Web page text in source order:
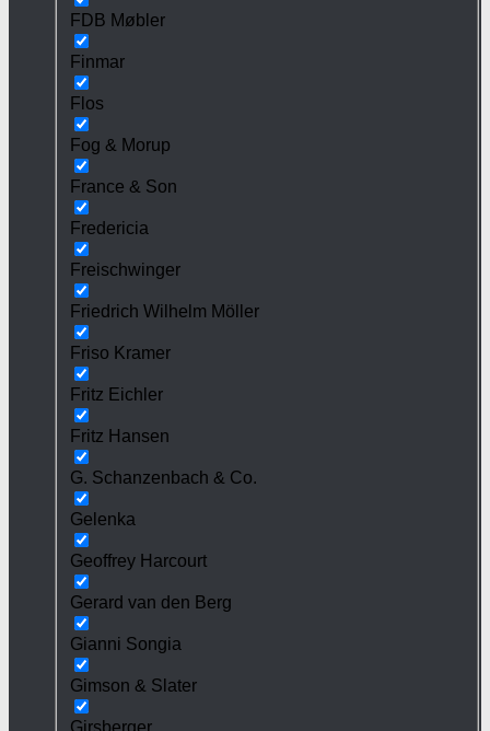
FDB Møbler
Finmar
Flos
Fog & Morup
France & Son
Fredericia
Freischwinger
Friedrich Wilhelm Möller
Friso Kramer
Fritz Eichler
Fritz Hansen
G. Schanzenbach & Co.
Gelenka
Geoffrey Harcourt
Gerard van den Berg
Gianni Songia
Gimson & Slater
Girsberger